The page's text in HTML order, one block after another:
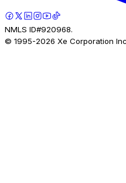
NMLS ID#920968.
© 1995-2026 Xe Corporation